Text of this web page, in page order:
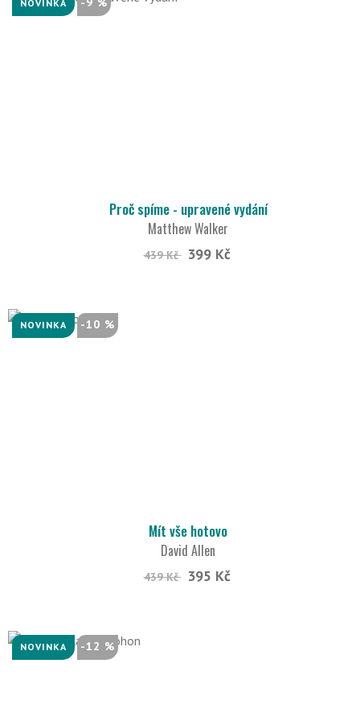
NOVINKA
Proč spíme - upravené vydání
Matthew Walker
439 Kč 399 Kč
NOVINKA -10 %
Mít vše hotovo
David Allen
439 Kč 395 Kč
NOVINKA -12 %